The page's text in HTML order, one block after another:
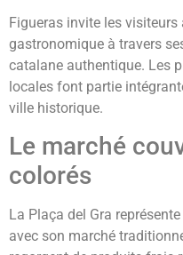
Figueras invite les
gastronomique à travers
catalane authentique. Les
locales font partie
ville historique.
Le marché
colorés
La Plaça del Gra
avec son marché